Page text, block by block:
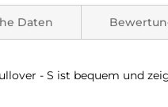
- S ist bequem und
Daten